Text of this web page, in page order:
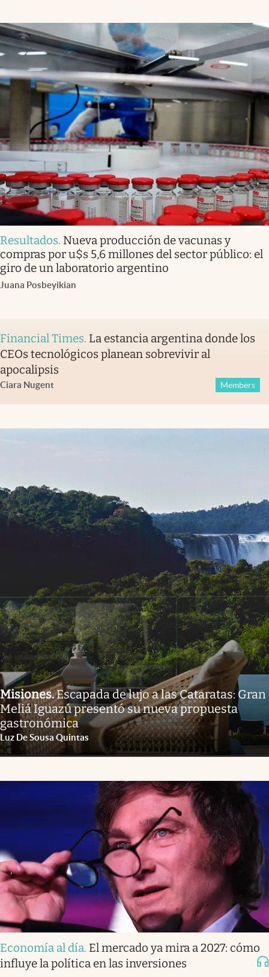
Resultados. Nueva producción de vacunas y
compras por u$s 5,6 millones del sector público: el
giro de un laboratorio argentino
Juana Posbeyikian
Financial Times. La estancia argentina donde los
CEOs tecnológicos planean sobrevivir al
apocalipsis
Ciara Nugent Members
Misiones.Escapada de lujo a las Cataratas: Gran
Meliá Iguazú presentó su nueva propuesta
gastronómica
Luz De Sousa Quintas
Economía al día. El mercado ya mira a 2027: cómo
influye la política en las inversiones